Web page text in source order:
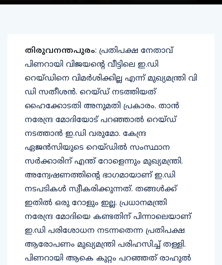
തിരുവനന്തപുരം: പ്രതിപക്ഷ നേതാവ്
പിണറായി വിജയൻ്റെ വീട്ടിലെ ഇ.ഡി
റെയ്ഡിനെ വിമർശിക്കില്ല എന്ന് മുഖ്യമന്ത്രി വി
ഡി സതീശൻ. റെയ്ഡ് നടത്തിയത്
ഹൈക്കോടതി അനുമതി പ്രകാരം. താൻ
നരേന്ദ്ര മോദിയോട് പറഞ്ഞാൽ റെയ്ഡ്
നടത്താൻ ഇ.ഡി വരുമോ. കേന്ദ്ര
ഏജൻസിയുടെ റെയ്ഡിൽ സംസ്ഥാന
സർക്കാരിന് എന്ത് റോളെന്നും മുഖ്യമന്ത്രി.
അന്വേഷണത്തിന്റെ ഭാഗമായാണ് ഇ.ഡി
നടപടികൾ സ്വീകരിക്കുന്നത്. തങ്ങൾക്ക്
ഇതിൽ ഒരു റോളും ഇല്ല. പ്രധാനമന്ത്രി
നരേന്ദ്ര മോദിയെ കണ്ടതിന് പിന്നാലെയാണ്
ഇ.ഡി പരിശോധന നടന്നതെന്ന പ്രതിപക്ഷ
ആരോപണം മുഖ്യമന്ത്രി പരിഹസിച്ച് തള്ളി.
പിണറായി ആകെ കുറ്റം പറഞ്ഞത് രാഹുൽ